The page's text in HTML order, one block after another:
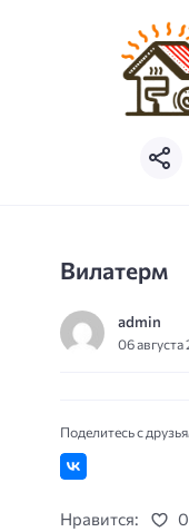
Вилатерм
admin
06 августа
Поделитесь с
Нравится: 0